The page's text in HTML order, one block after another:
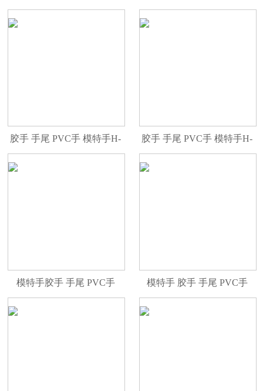
胶手 手尾 PVC手 模特手H-
148CL-R
胶手 手尾 PVC手 模特手H-
149L-R
模特手胶手 手尾 PVC手
WF9R
模特手 胶手 手尾 PVC手
WF4CL-ER